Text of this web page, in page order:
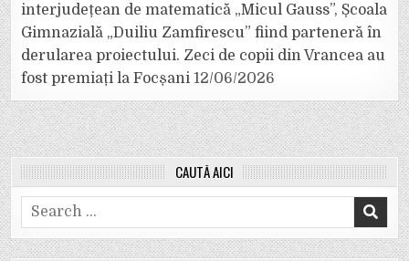
interjudețean de matematică „Micul Gauss”, Școala
Gimnazială „Duiliu Zamfirescu” fiind parteneră în
derularea proiectului. Zeci de copii din Vrancea au
fost premiați la Focșani 12/06/2026
CAUTĂ AICI
Search
for: